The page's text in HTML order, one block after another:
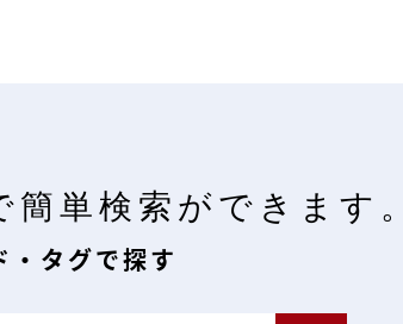
簡単検索ができます。
タグで探す